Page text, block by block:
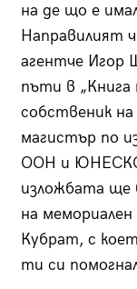
на де що е
Направилият
агентче Игор
пъти в „Книга
собственик
магистър по
ООН и
изложбата ще
на мемориален
Кубрат, с
ти си